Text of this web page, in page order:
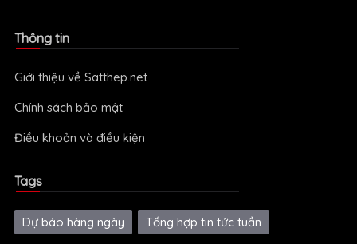
Thông tin
Giới thiệu về Satthep.net
Chính sách bảo mật
Điều khoản và điều kiện
Tags
Dự báo hàng ngày Tổng hợp tin tức tuần